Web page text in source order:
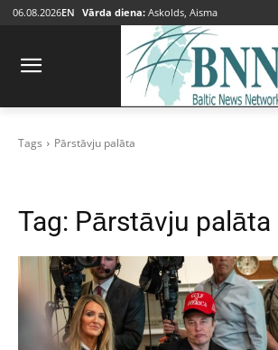
06.08.2026EN Vārda diena: Askolds, Aisma
Tags Pārstāvju palāta
Tag: Pārstāvju palāta